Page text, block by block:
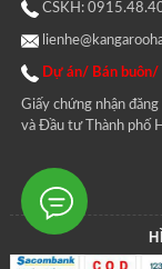
CSKH:
Dự án/ Bán
Giấy chứng nhận
và Đầu tư Thành phố